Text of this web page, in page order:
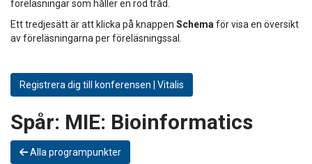
föreläsningar som håller en röd tråd.
Ett tredjesätt är att klicka på knappen Schema för visa en översikt
av föreläsningarna per föreläsningssal.
Registrera dig till konferensen | Vitalis
Spår: MIE: Bioinformatics
Alla programpunkter